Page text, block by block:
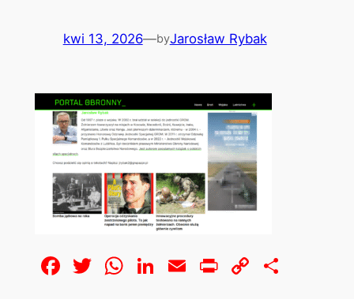
kwi 13, 2026—byJarosław Rybak
Facebook
Twitter
WhatsApp
LinkedIn
EmailPrintCopy